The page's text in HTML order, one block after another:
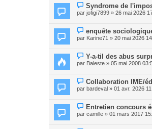
Syndrome de
par jofigi7899 » 26 mai 2026
enquête
par Karine71 » 20 mai 2026
Y-a-til des abus
par Baleste » 05 mai 2008
Collaboration IME/
par bardeval » 01 avr. 2026
Entretien concours
par camille » 01 mars 2017